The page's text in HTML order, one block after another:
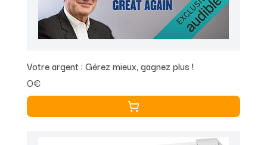
Votre argent : Gérez mieux, gagnez plus !
0€